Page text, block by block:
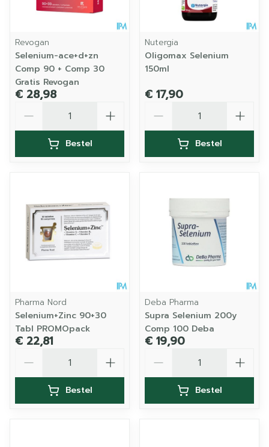
Revogan
Selenium-ace+d+zn
Comp 90 + Comp 30
Gratis Revogan
€ 28,98
Bestel
Nutergia
Oligomax Selenium
150ml
€ 17,90
Bestel
Pharma Nord
Selenium+Zinc 90+30
Tabl PROMOpack
€ 22,81
Bestel
Deba Pharma
Supra Selenium 200y
Comp 100 Deba
€ 19,90
Bestel